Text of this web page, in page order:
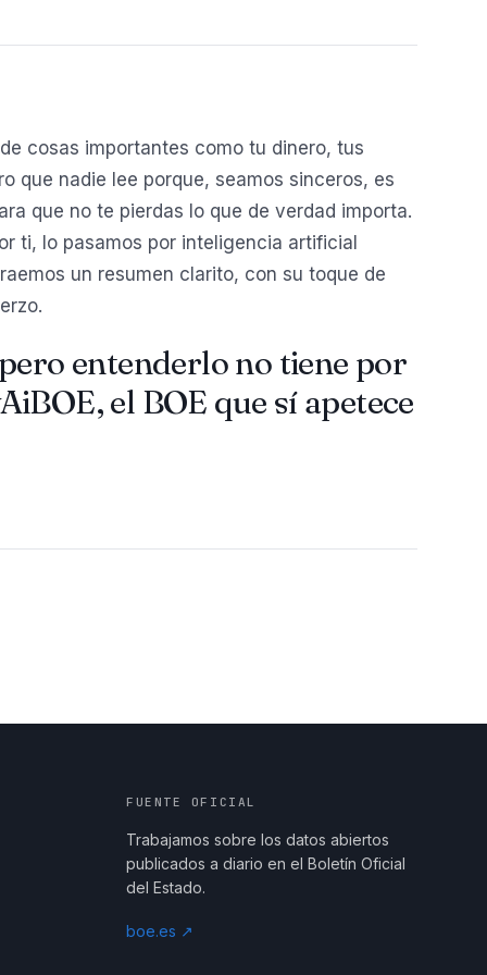
cosas importantes como tu dinero, tus
que nadie lee porque, seamos sinceros, es
que no te pierdas lo que de verdad importa.
ti, lo pasamos por inteligencia artificial
un resumen clarito, con su toque de
entenderlo no tiene por
el BOE que sí apetece
FUENTE OFICIAL
Trabajamos sobre los datos abiertos
publicados a diario en el Boletín Oficial
del Estado.
boe.es ↗